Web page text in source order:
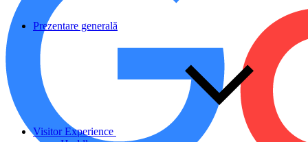
Prezentare generală
Visitor Experience